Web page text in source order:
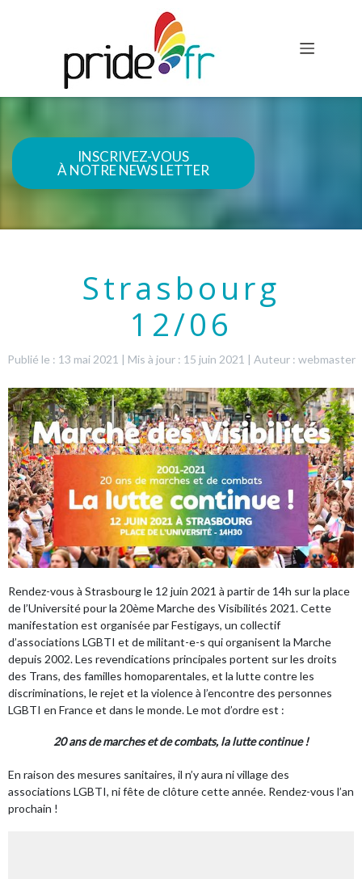
INSCRIVEZ-VOUS
À NOTRE NEWS LETTER
Strasbourg
12/06
Publié le : 13 mai 2021 | Mis à jour : 15 juin 2021 | Auteur : webmaster
Rendez-vous à Strasbourg le 12 juin 2021 à partir de 14h sur la place
de l’Université pour la 20ème Marche des Visibilités 2021. Cette
manifestation est organisée parFestigays, un collectif
d’associations LGBTI et de militant-e-s qui organisent la Marche
depuis 2002. Les revendications principales portent sur les droits
des Trans, des familles homoparentales, et la lutte contre les
discriminations, le rejet et la violence à l’encontre des personnes
LGBTI en France et dans le monde. Le mot d’ordre est :
20 ans de marches et de combats, la lutte continue !
En raison des mesures sanitaires, il n’y aura ni village des
associations LGBTI, ni fête de clôture cette année. Rendez-vous l’an
prochain !